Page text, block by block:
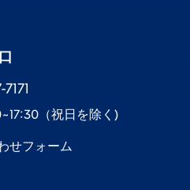
（祝日を除く)
せフォーム